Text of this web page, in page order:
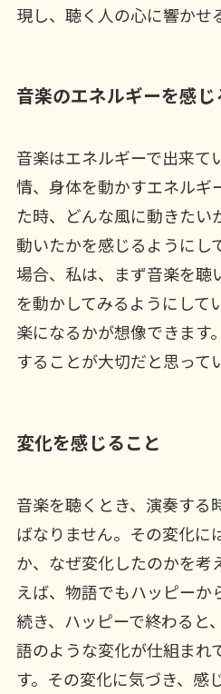
現し、聴く人の心に響かせ
音楽のエネルギーを感じ
音楽はエネルギーで出来て
情、身体を動かすエネルギ
た時、どんな風に動きたい
動いたかを感じるようにし
場合、私は、まず音楽を聴
を動かしてみるようにして
楽になるかが想像できます
することが大切だと思って
変化を感じること
音楽を聴くとき、演奏する
ばなりません。その変化に
か、なぜ変化したのかを考
えば、物語でもハッピーか
続き、ハッピーで終わると
語のような変化が仕組まれ
す。その変化に気づき、感